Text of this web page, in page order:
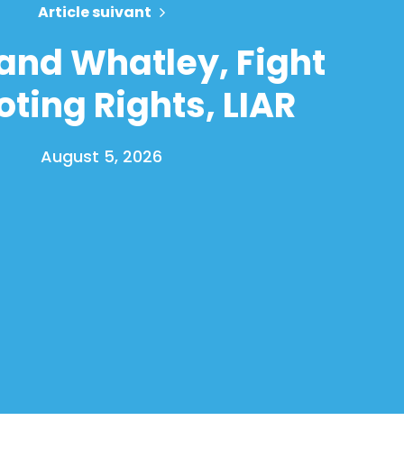
Article suivant
Whatley, Fight
Rights, LIAR
August 5, 2026